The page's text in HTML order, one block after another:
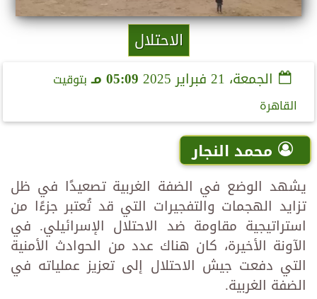
الاحتلال
الجمعة، 21 فبراير 2025 05:09 مـ
بتوقيت
القاهرة
محمد النجار
يشهد الوضع في الضفة الغربية تصعيدًا في ظل
تزايد الهجمات والتفجيرات التي قد تُعتبر جزءًا من
استراتيجية مقاومة ضد الاحتلال الإسرائيلي. في
الآونة الأخيرة، كان هناك عدد من الحوادث الأمنية
التي دفعت جيش الاحتلال إلى تعزيز عملياته في
الضفة الغربية.